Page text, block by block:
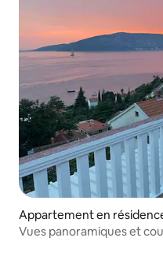
Appartement en
Vues panoramiques et